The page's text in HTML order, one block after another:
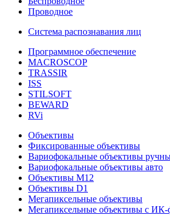
Проводное
Система распознавания лиц
Программное обеспечение
MACROSCOP
TRASSIR
ISS
STILSOFT
BEWARD
RVi
Объективы
Фиксированные объективы
Вариофокальные объективы
Вариофокальные объективы авто
Объективы М12
Объективы D1
Мегапиксельные объективы
Мегапиксельные объективы с ИК-